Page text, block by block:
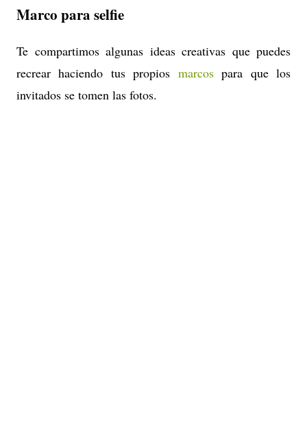
Marco para selfie
Te compartimos algunas ideas creativas que puedes
recrear haciendo tus propios marcospara que los
invitados se tomen las fotos.